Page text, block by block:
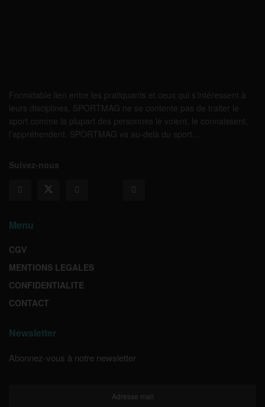
Formidable lien entre les pratiquants et ceux qui s’intéressent à
leurs disciplines, SPORTMAG ne se contente pas de traiter le
sport comme la plupart des personnes le voient, le connaissent,
l’appréhendent. SPORTMAG va au-delà du sport…
Suivez-nous
Menu
CGV
MENTIONS LEGALES
CONFIDENTIALITE
CONTACT
Newsletter
Abonnez-vous à notre newsletter